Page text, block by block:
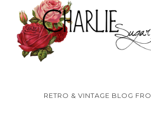
RETRO & VINTAGE BLOG